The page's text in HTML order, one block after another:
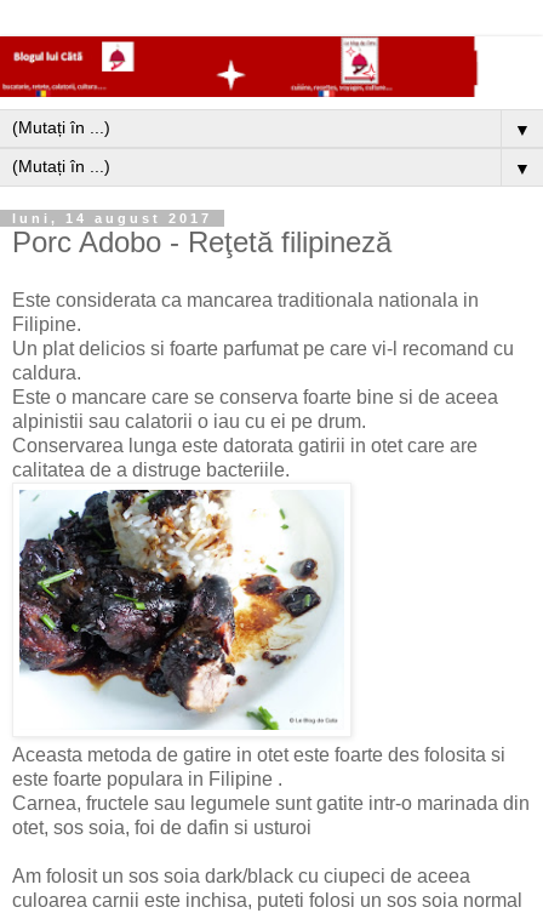
▼
▼
luni, 14 august 2017
Porc Adobo - Reţetă filipineză
Este considerata ca mancarea traditionala nationala in
Filipine.
Un plat delicios si foarte parfumat pe care vi-l recomand cu
caldura.
Este o mancare care se conserva foarte bine si de aceea
alpinistii sau calatorii o iau cu ei pe drum.
Conservarea lunga este datorata gatirii in otet care are
calitatea de a distruge bacteriile.
Aceasta metoda de gatire in otet este foarte des folosita si
este foarte populara in Filipine .
Carnea, fructele sau legumele sunt gatite intr-o marinada din
otet, sos soia, foi de dafin si usturoi
Am folosit un sos soia dark/black cu ciupeci de aceea
culoarea carnii este inchisa, puteti folosi un sos soia normal